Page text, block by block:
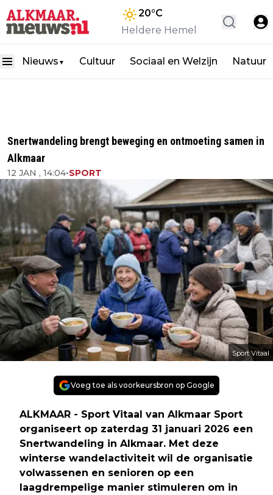
20°C
Heldere Hemel
Nieuws ▼ Cultuur Sociaal en Welzijn Natuur
Snertwandeling brengt beweging en ontmoeting samen in
Alkmaar
12 JAN , 14:04•SPORT
Sport Vitaal
Voeg toe als voorkeursbron op Google
ALKMAAR - Sport Vitaal van Alkmaar Sport
organiseert op zaterdag 31 januari 2026 een
Snertwandeling in Alkmaar. Met deze
winterse wandelactiviteit wil de organisatie
volwassenen en senioren op een
laagdrempelige manier stimuleren om in